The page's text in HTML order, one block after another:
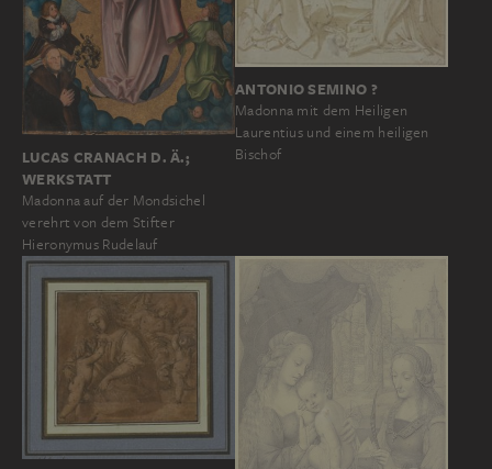
LUCAS CRANACH D. Ä.;
WERKSTATT
Madonna auf der Mondsichel
verehrt von dem Stifter
Hieronymus Rudelauf
ANTONIO SEMINO ?
Madonna mit dem Heiligen
Laurentius und einem heiligen
Bischof